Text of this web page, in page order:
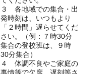
３ 各地域での集合・出
発時刻は、いつもより
「２時間」遅らせてくだ
さい。（例：７時30分
集合の登校班は、９時
30分集合）
４ 体調不良やご家庭の